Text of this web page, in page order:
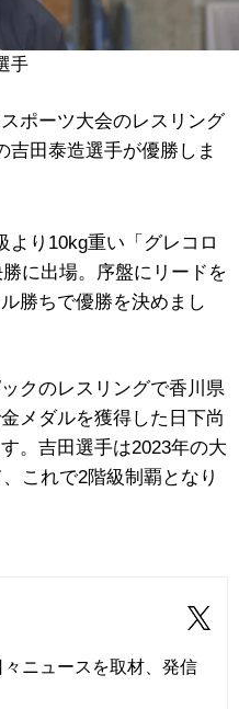
手
ポーツ大会のレスリング
吉田泰造選手が優勝しま
り10kg重い「グレコロ
に出場。序盤にリードを
勝ちで優勝を決めまし
クのレスリングで香川県
メダルを獲得した日下尚
。吉田選手は2023年の大
これで2階級制覇となり
ニュースを取材、発信